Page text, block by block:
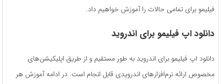
فیلیمو برای تمامی حالات را آموزش خواهیم داد.
دانلود اپ فیلیمو برای اندروید
دانلود اپ فیلیمو برای اندروید به طور مستقیم و از طریق اپلیکیشن‌های
مخصوص ارائه نرم‌افزارهای اندرویدی قابل انجام است. در ادامه آموزش هر